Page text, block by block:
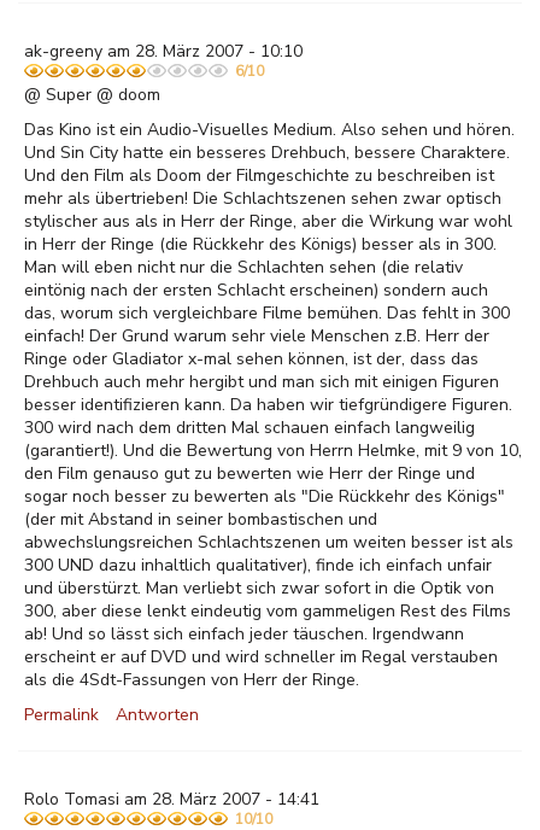
ak-greeny am 28. März 2007 - 10:10
6/10
@ Super @ doom
Das Kino ist ein Audio-Visuelles Medium. Also sehen und hören.
Und Sin City hatte ein besseres Drehbuch, bessere Charaktere.
Und den Film als Doom der Filmgeschichte zu beschreiben ist
mehr als übertrieben! Die Schlachtszenen sehen zwar optisch
stylischer aus als in Herr der Ringe, aber die Wirkung war wohl
in Herr der Ringe (die Rückkehr des Königs) besser als in 300.
Man will eben nicht nur die Schlachten sehen (die relativ
eintönig nach der ersten Schlacht erscheinen) sondern auch
das, worum sich vergleichbare Filme bemühen. Das fehlt in 300
einfach! Der Grund warum sehr viele Menschen z.B. Herr der
Ringe oder Gladiator x-mal sehen können, ist der, dass das
Drehbuch auch mehr hergibt und man sich mit einigen Figuren
besser identifizieren kann. Da haben wir tiefgründigere Figuren.
300 wird nach dem dritten Mal schauen einfach langweilig
(garantiert!). Und die Bewertung von Herrn Helmke, mit 9 von 10,
den Film genauso gut zu bewerten wie Herr der Ringe und
sogar noch besser zu bewerten als "Die Rückkehr des Königs"
(der mit Abstand in seiner bombastischen und
abwechslungsreichen Schlachtszenen um weiten besser ist als
300 UND dazu inhaltlich qualitativer), finde ich einfach unfair
und überstürzt. Man verliebt sich zwar sofort in die Optik von
300, aber diese lenkt eindeutig vom gammeligen Rest des Films
ab! Und so lässt sich einfach jeder täuschen. Irgendwann
erscheint er auf DVD und wird schneller im Regal verstauben
als die 4Sdt-Fassungen von Herr der Ringe.
Permalink
Antworten
Rolo Tomasi am 28. März 2007 - 14:41
10/10